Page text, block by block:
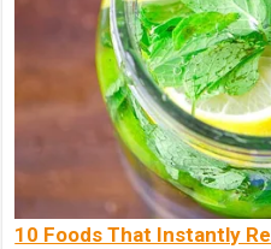
10 Foods That Instantly